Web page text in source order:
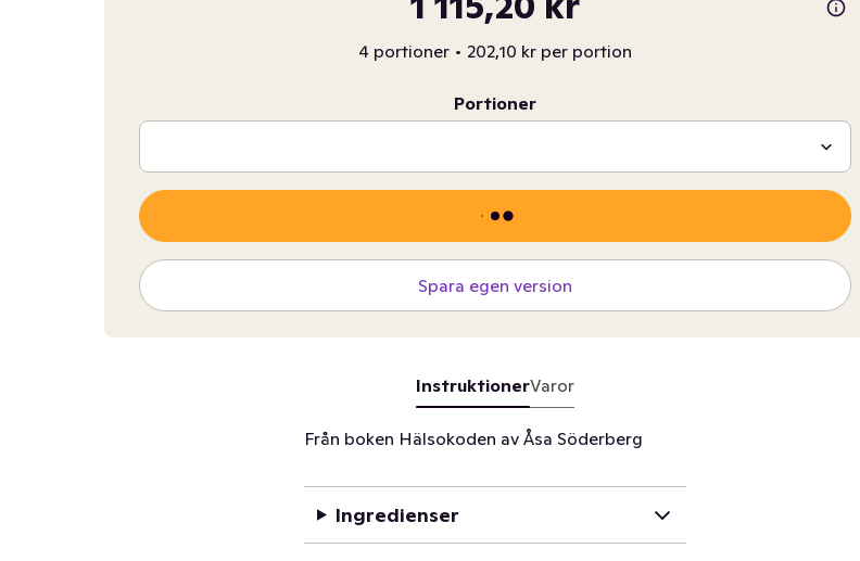
4 portioner • 202,10 kr per portion
Portioner
Spara egen version
InstruktionerVaror
Från boken Hälsokoden av Åsa Söderberg
Ingredienser